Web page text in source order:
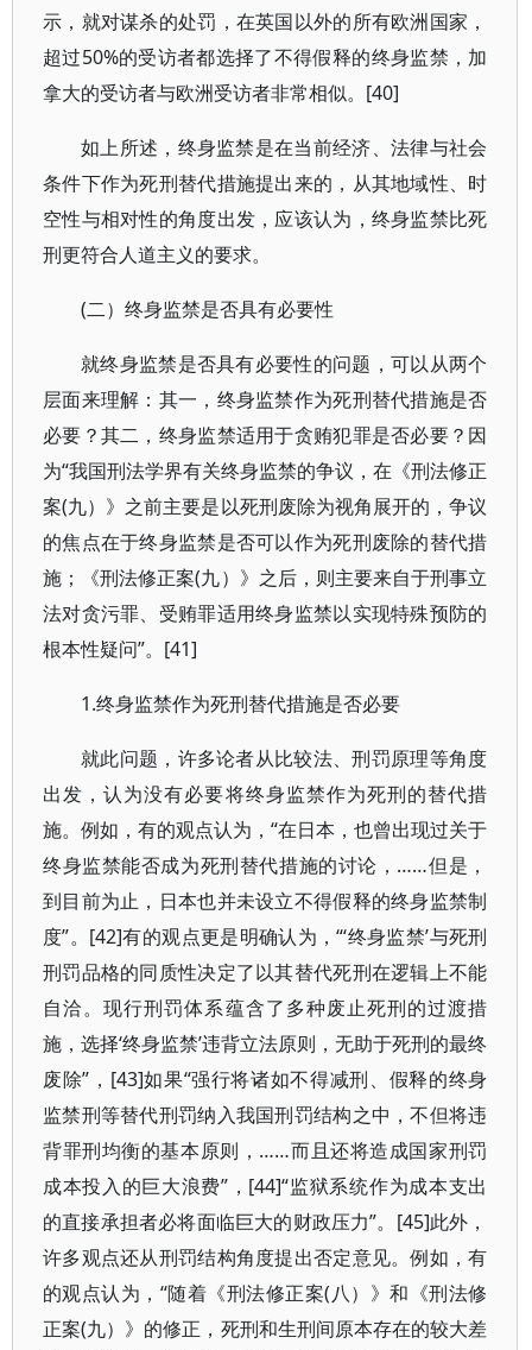
示，就对谋杀的处罚，在英国以外的所有欧洲国家，
超过50%的受访者都选择了不得假释的终身监禁，加
拿大的受访者与欧洲受访者非常相似。[40]
如上所述，终身监禁是在当前经济、法律与社会
条件下作为死刑替代措施提出来的，从其地域性、时
空性与相对性的角度出发，应该认为，终身监禁比死
刑更符合人道主义的要求。
(二）终身监禁是否具有必要性
就终身监禁是否具有必要性的问题，可以从两个
层面来理解：其一，终身监禁作为死刑替代措施是否
必要？其二，终身监禁适用于贪贿犯罪是否必要？因
为“我国刑法学界有关终身监禁的争议，在《刑法修正
案(九）》之前主要是以死刑废除为视角展开的，争议
的焦点在于终身监禁是否可以作为死刑废除的替代措
施；《刑法修正案(九）》之后，则主要来自于刑事立
法对贪污罪、受贿罪适用终身监禁以实现特殊预防的
根本性疑问”。[41]
1.终身监禁作为死刑替代措施是否必要
就此问题，许多论者从比较法、刑罚原理等角度
出发，认为没有必要将终身监禁作为死刑的替代措
施。例如，有的观点认为，“在日本，也曾出现过关于
终身监禁能否成为死刑替代措施的讨论，……但是，
到目前为止，日本也并未设立不得假释的终身监禁制
度”。[42]有的观点更是明确认为，“‘终身监禁’与死刑
刑罚品格的同质性决定了以其替代死刑在逻辑上不能
自洽。现行刑罚体系蕴含了多种废止死刑的过渡措
施，选择‘终身监禁’违背立法原则，无助于死刑的最终
废除”，[43]如果“强行将诸如不得减刑、假释的终身
监禁刑等替代刑罚纳入我国刑罚结构之中，不但将违
背罪刑均衡的基本原则，……而且还将造成国家刑罚
成本投入的巨大浪费”，[44]“监狱系统作为成本支出
的直接承担者必将面临巨大的财政压力”。[45]此外，
许多观点还从刑罚结构角度提出否定意见。例如，有
的观点认为，“随着《刑法修正案(八）》和《刑法修
正案(九）》的修正，死刑和生刑间原本存在的较大差